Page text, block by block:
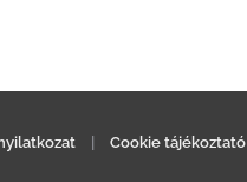
Cookie tájékoztató